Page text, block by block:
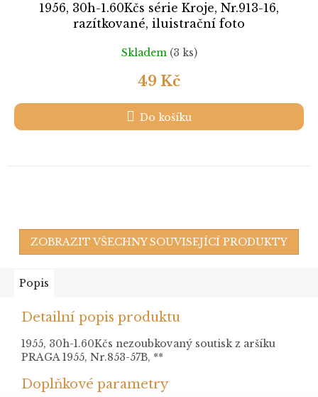
1956, 30h-1.60Kčs série Kroje, Nr.913-16,
razítkované, iluistrační foto
Skladem (3 ks)
49 Kč
Do košíku
ZOBRAZIT VŠECHNY SOUVISEJÍCÍ PRODUKTY
Popis
Detailní popis produktu
1955, 30h-1.60Kčs nezoubkovaný soutisk z aršíku
PRAGA 1955, Nr.853-57B, **
Doplňkové parametry